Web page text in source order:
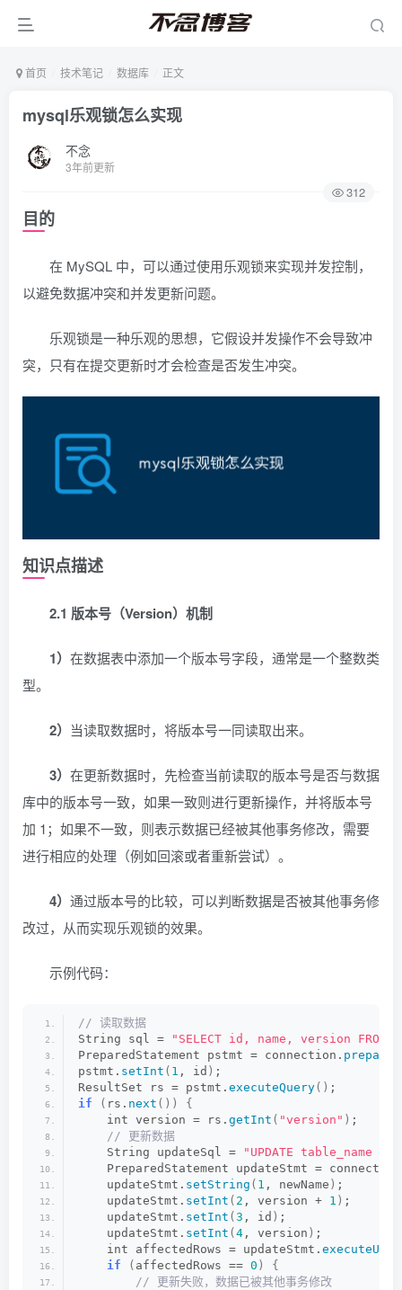
首页 技术笔记 数据库 正文
mysql乐观锁怎么实现
不念
3年前更新
312
目的
在 MySQL 中，可以通过使用乐观锁来实现并发控制，
以避免数据冲突和并发更新问题。
乐观锁是一种乐观的思想，它假设并发操作不会导致冲
突，只有在提交更新时才会检查是否发生冲突。
知识点描述
2.1 版本号（Version）机制
1） 在数据表中添加一个版本号字段，通常是一个整数类
型。
2） 当读取数据时，将版本号一同读取出来。
3） 在更新数据时，先检查当前读取的版本号是否与数据
库中的版本号一致，如果一致则进行更新操作，并将版本号
加 1；如果不一致，则表示数据已经被其他事务修改，需要
进行相应的处理（例如回滚或者重新尝试）。
4） 通过版本号的比较，可以判断数据是否被其他事务修
改过，从而实现乐观锁的效果。
示例代码：
// 读取数据
String sql =
"SELECT id, name, version FROM
PreparedStatement pstmt = connection.
pstmt. setInt ( 1 , id ) ;
ResultSet rs = pstmt. executeQuery() ;
if
( rs. next ())
{
    int version = rs.
getInt ( "version" ) ;
// 更新数据
    String updateSql =
"UPDATE table_name
PreparedStatement updateStmt =
    updateStmt.
setString ( 1 , newName ) ;
    updateStmt.
setInt ( 2 , version + 1 ) ;
    updateStmt.
setInt ( 3 , id ) ;
    updateStmt.
setInt ( 4 , version ) ;
    int affectedRows = updateStmt.
if
( affectedRows == 0 )
{
// 更新失败，数据已被其他事务修改